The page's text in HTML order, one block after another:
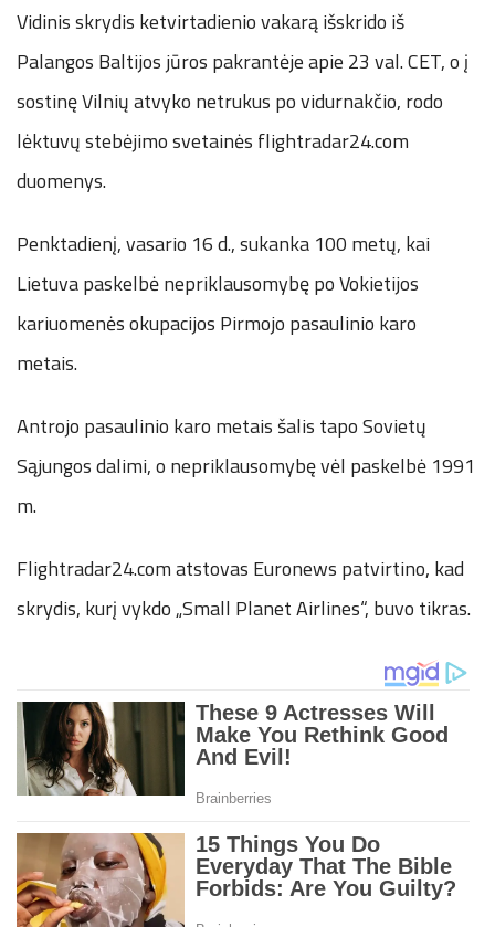
Vidinis skrydis ketvirtadienio vakarą išskrido iš
Palangos Baltijos jūros pakrantėje apie 23 val. CET, o į
sostinę Vilnių atvyko netrukus po vidurnakčio, rodo
lėktuvų stebėjimo svetainės flightradar24.com
duomenys.
Penktadienį, vasario 16 d., sukanka 100 metų, kai
Lietuva paskelbė nepriklausomybę po Vokietijos
kariuomenės okupacijos Pirmojo pasaulinio karo
metais.
Antrojo pasaulinio karo metais šalis tapo Sovietų
Sąjungos dalimi, o nepriklausomybę vėl paskelbė 1991
m.
Flightradar24.com atstovas Euronews patvirtino, kad
skrydis, kurį vykdo „Small Planet Airlines“, buvo tikras.